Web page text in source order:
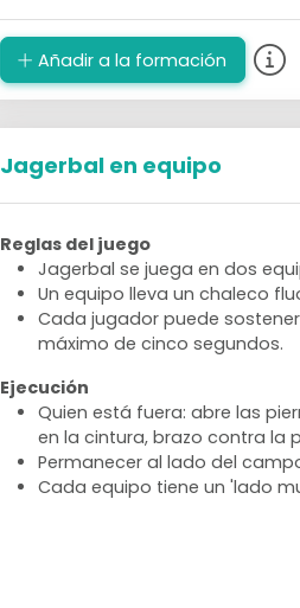
Añadir a la formación
Jagerbal en equipo
Reglas del juego
Jagerbal se juega en dos
Un equipo lleva un chaleco
Cada jugador puede
máximo de cinco segundos.
Ejecución
Quien está fuera: abre las
en la cintura, brazo contra la
Permanecer al lado del
Cada equipo tiene un 'lado